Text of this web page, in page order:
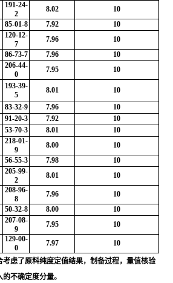
191-24-
2
8.02
10
85-01-8 7.92
10
120-12-
7
7.96
10
86-73-7 7.96
10
206-44-
0
7.95
10
193-39-
5
8.01 10
83-32-9 7.96
10
91-20-3 7.92
10
53-70-3 8.01
10
218-01-
9
8.00
10
56-55-3 7.98
10
205-99-
2
8.01 10
208-96-
8
7.96
10
50-32-8 8.00
10
207-08-
9
7.95 10
129-00-
0
7.97 10
考虑了原料纯度定值结果，制备过程，量值核验
不确定度分量。